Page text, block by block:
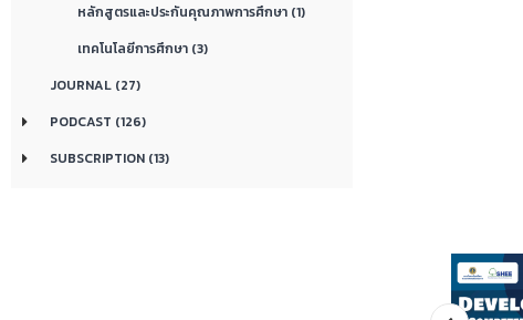
หลักสูตรและประกันคุณภาพการศึกษา (1)
เทคโนโลยีการศึกษา (3)
JOURNAL (27)
PODCAST (126)
SUBSCRIPTION (13)